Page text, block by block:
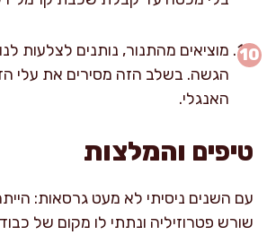
הגשה. בשלב הזה מסירים את עלי
האנגלי.
טיפים והמלצות
עם השנים ניסיתי לא מעט גרסאות:
שורש פטרוזיליה ונתתי לו מקום של